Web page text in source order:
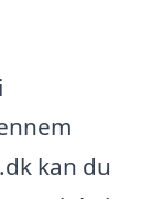
kan du